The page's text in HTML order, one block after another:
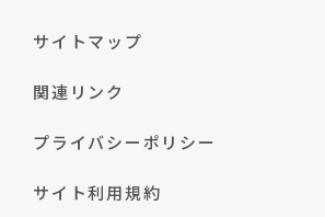
サイトマップ
関連リンク
プライバシーポリシー
サイト利用規約